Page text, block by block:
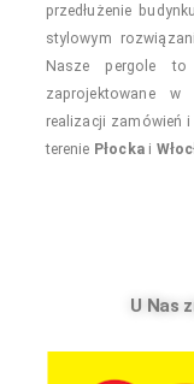
przedłużenie
stylowym
Nasze pergole to
zaprojektowane
realizacji zamówień
terenie Płockai
U Nas